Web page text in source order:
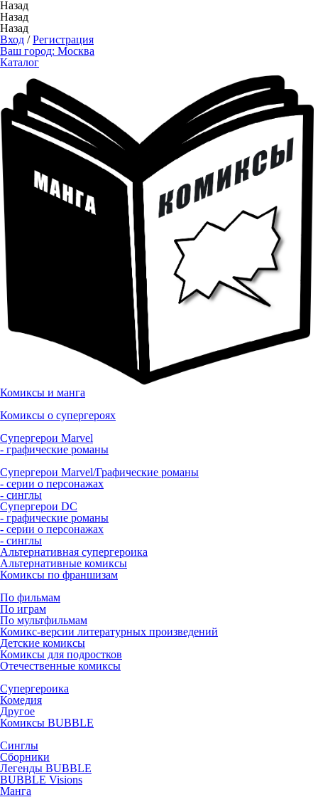
Назад
Назад
Назад
Вход /Регистрация
Ваш город: Москва
Каталог
Комиксы и манга
Комиксы о супергероях
Супергерои Marvel
- графические романы
Супергерои Marvel/Графические романы
- серии о персонажах
- синглы
Супергерои DC
- графические романы
- серии о персонажах
- синглы
Альтернативная супергероика
Альтернативные комиксы
Комиксы по франшизам
По фильмам
По играм
По мультфильмам
Комикс-версии литературных произведений
Детские комиксы
Комиксы для подростков
Отечественные комиксы
Супергероика
Комедия
Другое
Комиксы BUBBLE
Синглы
Сборники
Легенды BUBBLE
BUBBLE Visions
Манга